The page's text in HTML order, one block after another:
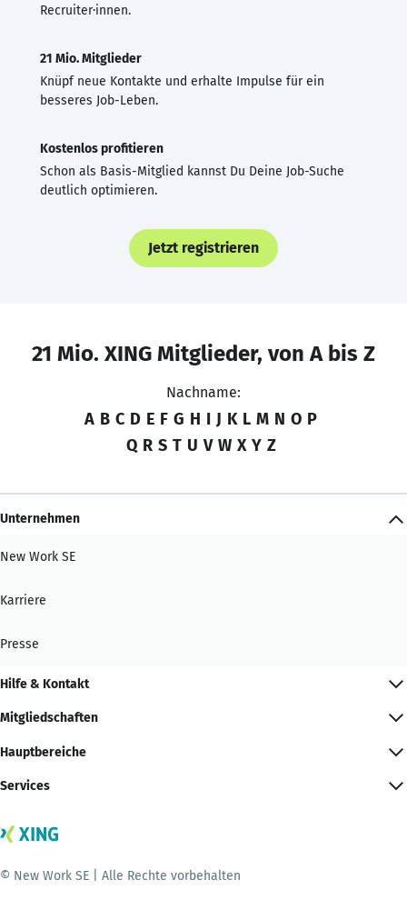
Recruiter·innen.
21 Mio. Mitglieder
Knüpf neue Kontakte und erhalte Impulse für ein
besseres Job-Leben.
Kostenlos profitieren
Schon als Basis-Mitglied kannst Du Deine Job-Suche
deutlich optimieren.
Jetzt registrieren
21 Mio. XING Mitglieder, von A bis Z
Nachname:
A B C D E F G H I J K L M N O P
Q R S T U V W X Y Z
Unternehmen
New Work SE
Karriere
Presse
Hilfe & Kontakt
Mitgliedschaften
Hauptbereiche
Services
© New Work SE | Alle Rechte vorbehalten